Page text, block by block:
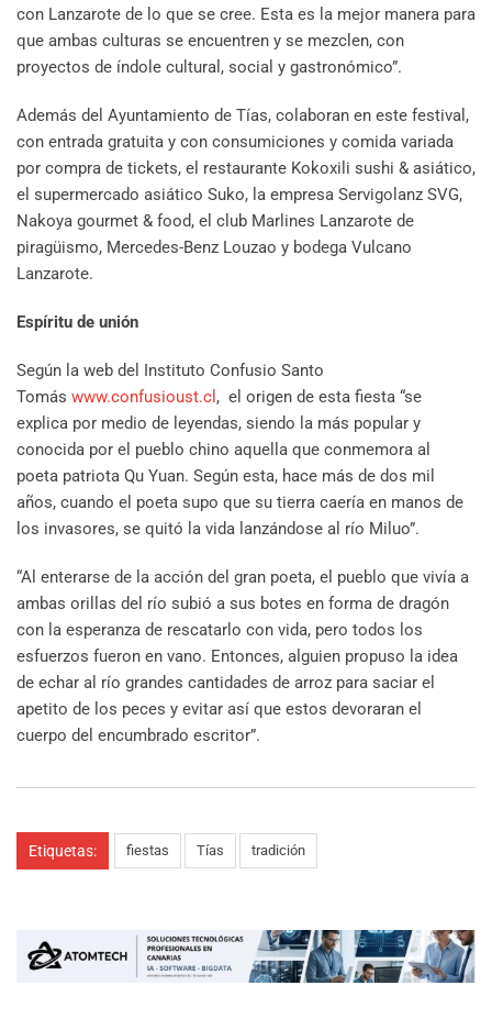
con Lanzarote de lo que se cree. Esta es la mejor manera para
que ambas culturas se encuentren y se mezclen, con
proyectos de índole cultural, social y gastronómico”.
Además del Ayuntamiento de Tías, colaboran en este festival,
con entrada gratuita y con consumiciones y comida variada
por compra de tickets, el restaurante Kokoxili sushi & asiático,
el supermercado asiático Suko, la empresa Servigolanz SVG,
Nakoya gourmet & food, el club Marlines Lanzarote de
piragüismo, Mercedes-Benz Louzao y bodega Vulcano
Lanzarote.
Espíritu de unión
Según la web del Instituto Confusio Santo
Tomás www.confusioust.cl , el origen de esta fiesta “se
explica por medio de leyendas, siendo la más popular y
conocida por el pueblo chino aquella que conmemora al
poeta patriota Qu Yuan. Según esta, hace más de dos mil
años, cuando el poeta supo que su tierra caería en manos de
los invasores, se quitó la vida lanzándose al río Miluo”.
“Al enterarse de la acción del gran poeta, el pueblo que vivía a
ambas orillas del río subió a sus botes en forma de dragón
con la esperanza de rescatarlo con vida, pero todos los
esfuerzos fueron en vano. Entonces, alguien propuso la idea
de echar al río grandes cantidades de arroz para saciar el
apetito de los peces y evitar así que estos devoraran el
cuerpo del encumbrado escritor”.
Etiquetas: fiestas Tías tradición